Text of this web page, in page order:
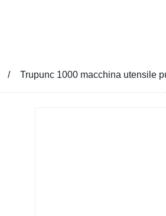
Trupunc 1000 macchina utensile